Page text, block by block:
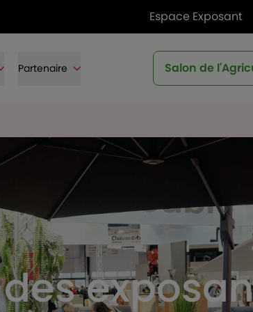
Espace Exposant
Partenaire Salon de